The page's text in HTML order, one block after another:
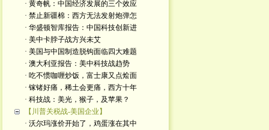
· 黄奇帆：中国经济发展的三个效应
· 禁止新疆棉：西方无法发射炮弹怎
· 华盛顿智库报告：中国科技创新进
· 美中卡脖子战方兴未艾
· 美国与中国制造脱钩面临四大难题
· 澳大利亚报告：美中科技战趋势
· 吃不惯咖喱炒饭，富士康又点烩面
· 镓锗好痛，稀土会更痛，西方十年
· 科技战：美光，猴子，及苹果？
【川普关税战-美国企业】
· 沃尔玛涨价开始了，鸡蛋涨在其中